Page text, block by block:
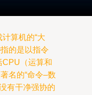
算机的“大
指的是以指令
CPU（运算和
名的“命令–数
有干净强协的